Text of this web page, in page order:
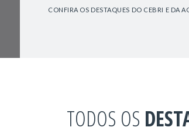
CONFIRA OS DESTAQUES DO CEBRI E DA
TODOS OS